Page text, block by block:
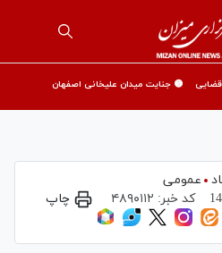
🟡 جنایت میدان علیخانی اصفهان
عمومی
کد خبر: ۴۸۹۰۱۱۲ چاپ